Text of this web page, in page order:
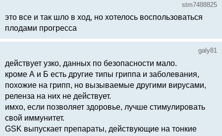
stm7488825
это все и так шло в ход, но хотелось воспользоваться
плодами прогресса
galy81
действует узко, данных по безопасности мало.
кроме А и Б есть другие типы гриппа и заболевания,
похожие на грипп, но вызываемые другими вирусами,
реленза на них не действует.
имхо, если позволяет здоровье, лучше стимулировать
свой иммунитет.
GSK выпускает препараты, действующие на тонкие